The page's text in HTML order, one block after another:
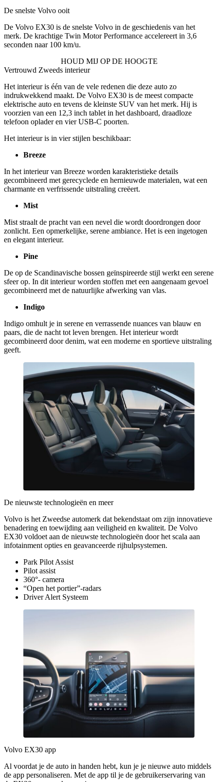
De snelste Volvo ooit
De Volvo EX30 is de snelste Volvo in de geschiedenis van het
merk. De krachtige Twin Motor Performance accelereert in 3,6
seconden naar 100 km/u.
HOUD MIJ OP DE HOOGTE
Vertrouwd Zweeds interieur
Het interieur is één van de vele redenen die deze auto zo
indrukwekkend maakt. De Volvo EX30 is de meest compacte
elektrische auto en tevens de kleinste SUV van het merk. Hij is
voorzien van een 12,3 inch tablet in het dashboard, draadloze
telefoon oplader en vier USB-C poorten.
Het interieur is in vier stijlen beschikbaar:
Breeze
In het interieur van Breeze worden karakteristieke details
gecombineerd met gerecyclede en hernieuwde materialen, wat een
charmante en verfrissende uitstraling creëert.
Mist
Mist straalt de pracht van een nevel die wordt doordrongen door
zonlicht. Een opmerkelijke, serene ambiance. Het is een ingetogen
en elegant interieur.
Pine
De op de Scandinavische bossen geïnspireerde stijl werkt een serene
sfeer op. In dit interieur worden stoffen met een aangenaam gevoel
gecombineerd met de natuurlijke afwerking van vlas.
Indigo
Indigo omhult je in serene en verrassende nuances van blauw en
paars, die de nacht tot leven brengen. Het interieur wordt
gecombineerd door denim, wat een moderne en sportieve uitstraling
geeft.
De nieuwste technologieën en meer
Volvo is het Zweedse automerk dat bekendstaat om zijn innovatieve
benadering en toewijding aan veiligheid en kwaliteit. De Volvo
EX30 voldoet aan de nieuwste technologieën door het scala aan
infotainment opties en geavanceerde rijhulpsystemen.
Park Pilot Assist
Pilot assist
360°- camera
“Open het portier”-radars
Driver Alert Systeem
Volvo EX30 app
Al voordat je de auto in handen hebt, kun je je nieuwe auto middels
de app personaliseren. Met de app til je de gebruikerservaring van